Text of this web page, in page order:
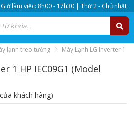
Giờ làm việc: 8h00 - 17h30 | Thứ 2 - Chủ nhật
lạnh treo tường
Máy Lạnh LG Inverter 1
1 HP IEC09G1 (Model
khách hàng)